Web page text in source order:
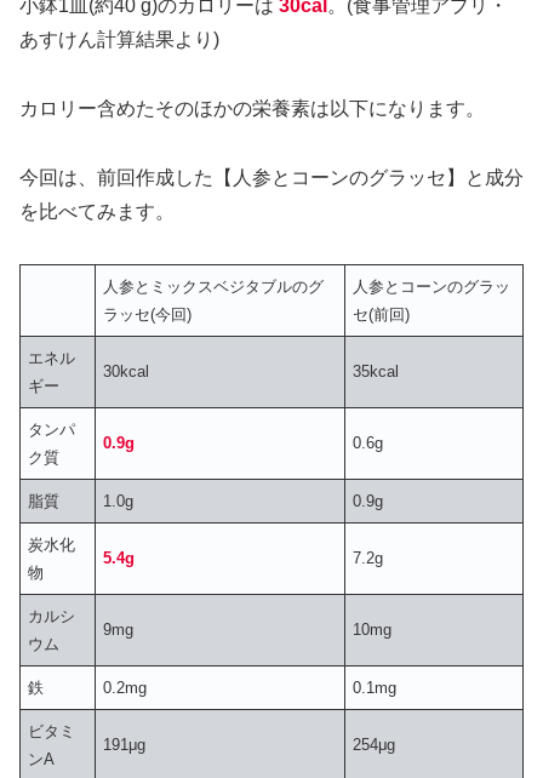
小鉢1皿(約40 g)のカロリーは 30cal 。(食事管理アプリ・
あすけん計算結果より)
カロリー含めたそのほかの栄養素は以下になります。
今回は、前回作成した【人参とコーンのグラッセ】と成分
を比べてみます。
人参とミックスベジタブルのグ
ラッセ(今回)
人参とコーンのグラッ
セ(前回)
エネル
ギー
30kcal 35kcal
タンパ
ク質
0.9g 0.6g
脂質 1.0g 0.9g
炭水化
物
5.4g 7.2g
カルシ
ウム
9mg 10mg
鉄 0.2mg 0.1mg
ビタミ
ンA
191μg 254μg